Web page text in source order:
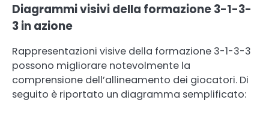
Diagrammi visivi della formazione 3-1-3-
3 in azione
Rappresentazioni visive della formazione 3-1-3-3
possono migliorare notevolmente la
comprensione dell’allineamento dei giocatori. Di
seguito è riportato un diagramma semplificato: